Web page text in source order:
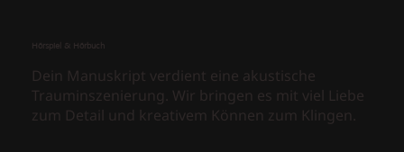
Hörspiel & Hörbuch
Dein Manuskript verdient eine akustische
Trauminszenierung. Wir bringen es mit viel Liebe
zum Detail und kreativem Können zum Klingen.